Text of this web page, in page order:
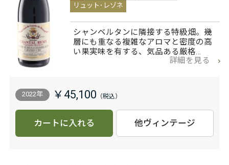
リュット･レゾネ
シャンベルタンに隣接する特級畑。幾
層にも重なる複雑なアロマと密度の高
い果実味を有する、気品ある厳格…
詳細を見る
2022年 ￥45,100
カートに入れる 他ヴィンテージ